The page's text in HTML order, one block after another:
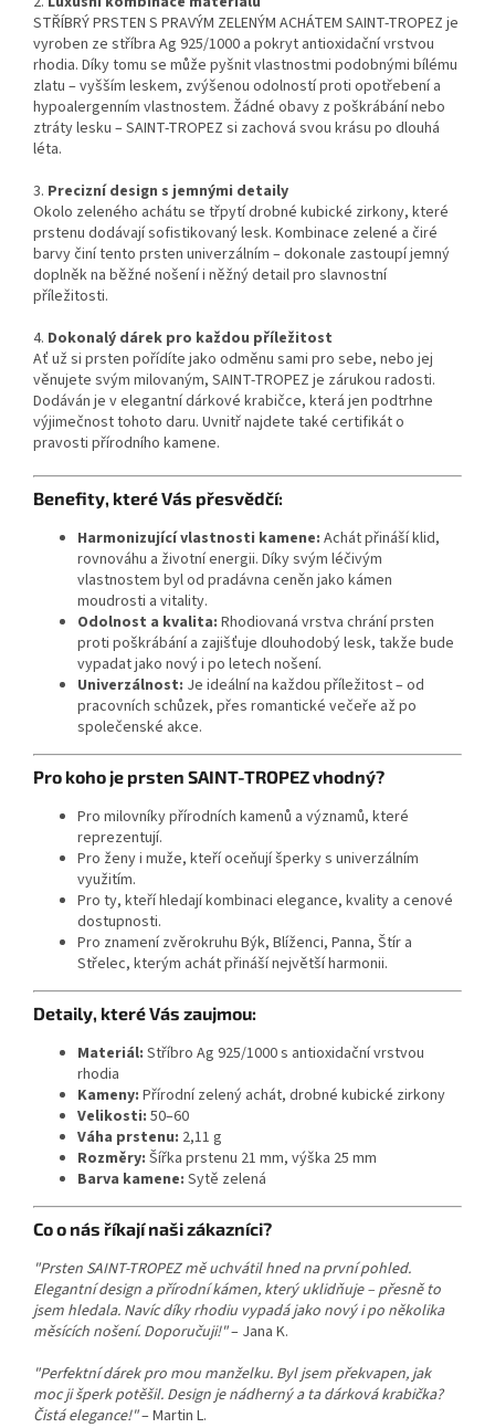
STŘÍBRÝ PRSTEN S PRAVÝM ZELENÝM ACHÁTEM SAINT-TROPEZ je
vyroben ze stříbra Ag 925/1000 a pokryt antioxidační vrstvou
rhodia. Díky tomu se může pyšnit vlastnostmi podobnými bílému
zlatu – vyšším leskem, zvýšenou odolností proti opotřebení a
hypoalergenním vlastnostem. Žádné obavy z poškrábání nebo
ztráty lesku – SAINT-TROPEZ si zachová svou krásu po dlouhá
léta.
3. Precizní design s jemnými detaily
Okolo zeleného achátu se třpytí drobné kubické zirkony, které
prstenu dodávají sofistikovaný lesk. Kombinace zelené a čiré
barvy činí tento prsten univerzálním – dokonale zastoupí jemný
doplněk na běžné nošení i něžný detail pro slavnostní
příležitosti.
4. Dokonalý dárek pro každou příležitost
Ať už si prsten pořídíte jako odměnu sami pro sebe, nebo jej
věnujete svým milovaným, SAINT-TROPEZ je zárukou radosti.
Dodáván je v elegantní dárkové krabičce, která jen podtrhne
výjimečnost tohoto daru. Uvnitř najdete také certifikát o
pravosti přírodního kamene.
Benefity, které Vás přesvědčí:
Harmonizující vlastnosti kamene: Achát přináší klid,
rovnováhu a životní energii. Díky svým léčivým
vlastnostem byl od pradávna ceněn jako kámen
moudrosti a vitality.
Odolnost a kvalita: Rhodiovaná vrstva chrání prsten
proti poškrábání a zajišťuje dlouhodobý lesk, takže bude
vypadat jako nový i po letech nošení.
Univerzálnost: Je ideální na každou příležitost – od
pracovních schůzek, přes romantické večeře až po
společenské akce.
Pro koho je prsten SAINT-TROPEZ vhodný?
Pro milovníky přírodních kamenů a významů, které
reprezentují.
Pro ženy i muže, kteří oceňují šperky s univerzálním
využitím.
Pro ty, kteří hledají kombinaci elegance, kvality a cenové
dostupnosti.
Pro znamení zvěrokruhu Býk, Blíženci, Panna, Štír a
Střelec, kterým achát přináší největší harmonii.
Detaily, které Vás zaujmou:
Materiál: Stříbro Ag 925/1000 s antioxidační vrstvou
rhodia
Kameny: Přírodní zelený achát, drobné kubické zirkony
Velikosti: 50–60
Váha prstenu: 2,11 g
Rozměry: Šířka prstenu 21 mm, výška 25 mm
Barva kamene: Sytě zelená
Co o nás říkají naši zákazníci?
"Prsten SAINT-TROPEZ mě uchvátil hned na první pohled.
Elegantní design a přírodní kámen, který uklidňuje – přesně to
jsem hledala. Navíc díky rhodiu vypadá jako nový i po několika
měsících nošení. Doporučuji!"– Jana K.
"Perfektní dárek pro mou manželku. Byl jsem překvapen, jak
moc ji šperk potěšil. Design je nádherný a ta dárková krabička?
Čistá elegance!"– Martin L.